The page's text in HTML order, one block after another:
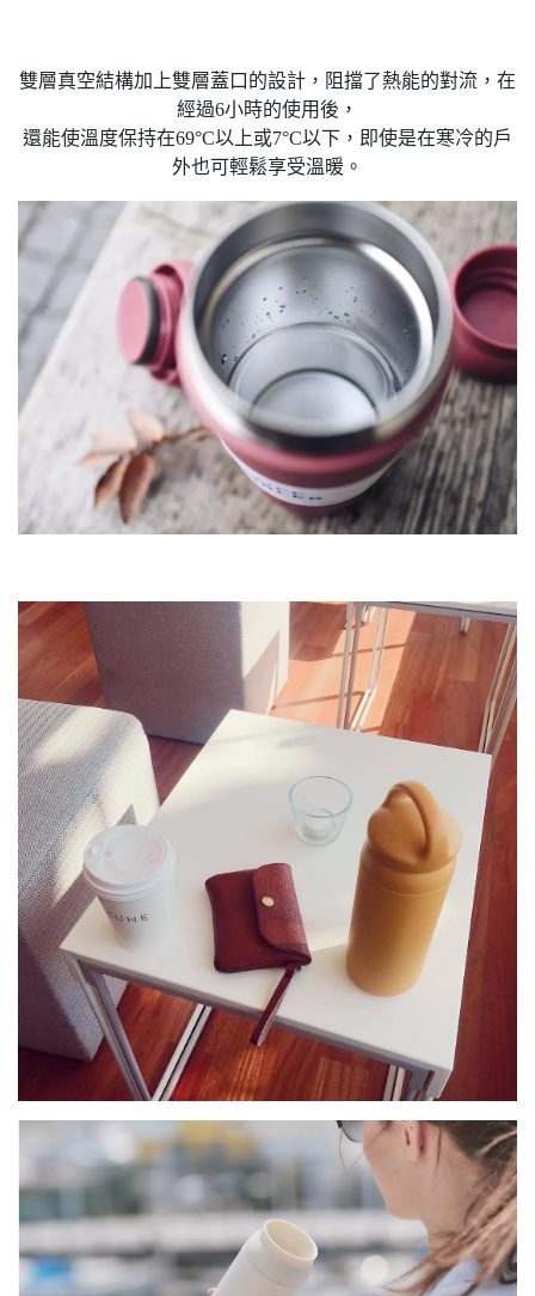
雙層真空結構加上雙層蓋口的設計，阻擋了熱能的對流，在
經過6小時的使用後，
還能使溫度保持在69°C以上或7°C以下，即使是在寒冷的戶
外也可輕鬆享受溫暖。